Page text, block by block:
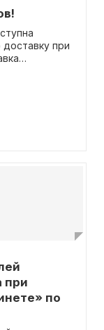
при
Услуга
составит
при
по